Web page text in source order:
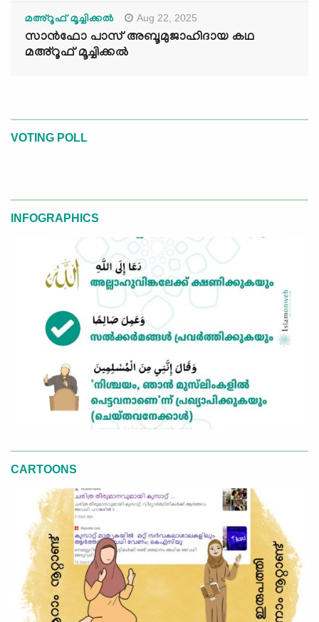
മഅ്റൂഫ് മൂച്ചിക്കല്‍ Aug 22, 2025
സാൻഫോ പാസ് അബൂമുജാഹിദായ കഥ
മഅ്റൂഫ് മൂച്ചിക്കല്‍
VOTING POLL
INFOGRAPHICS
CARTOONS